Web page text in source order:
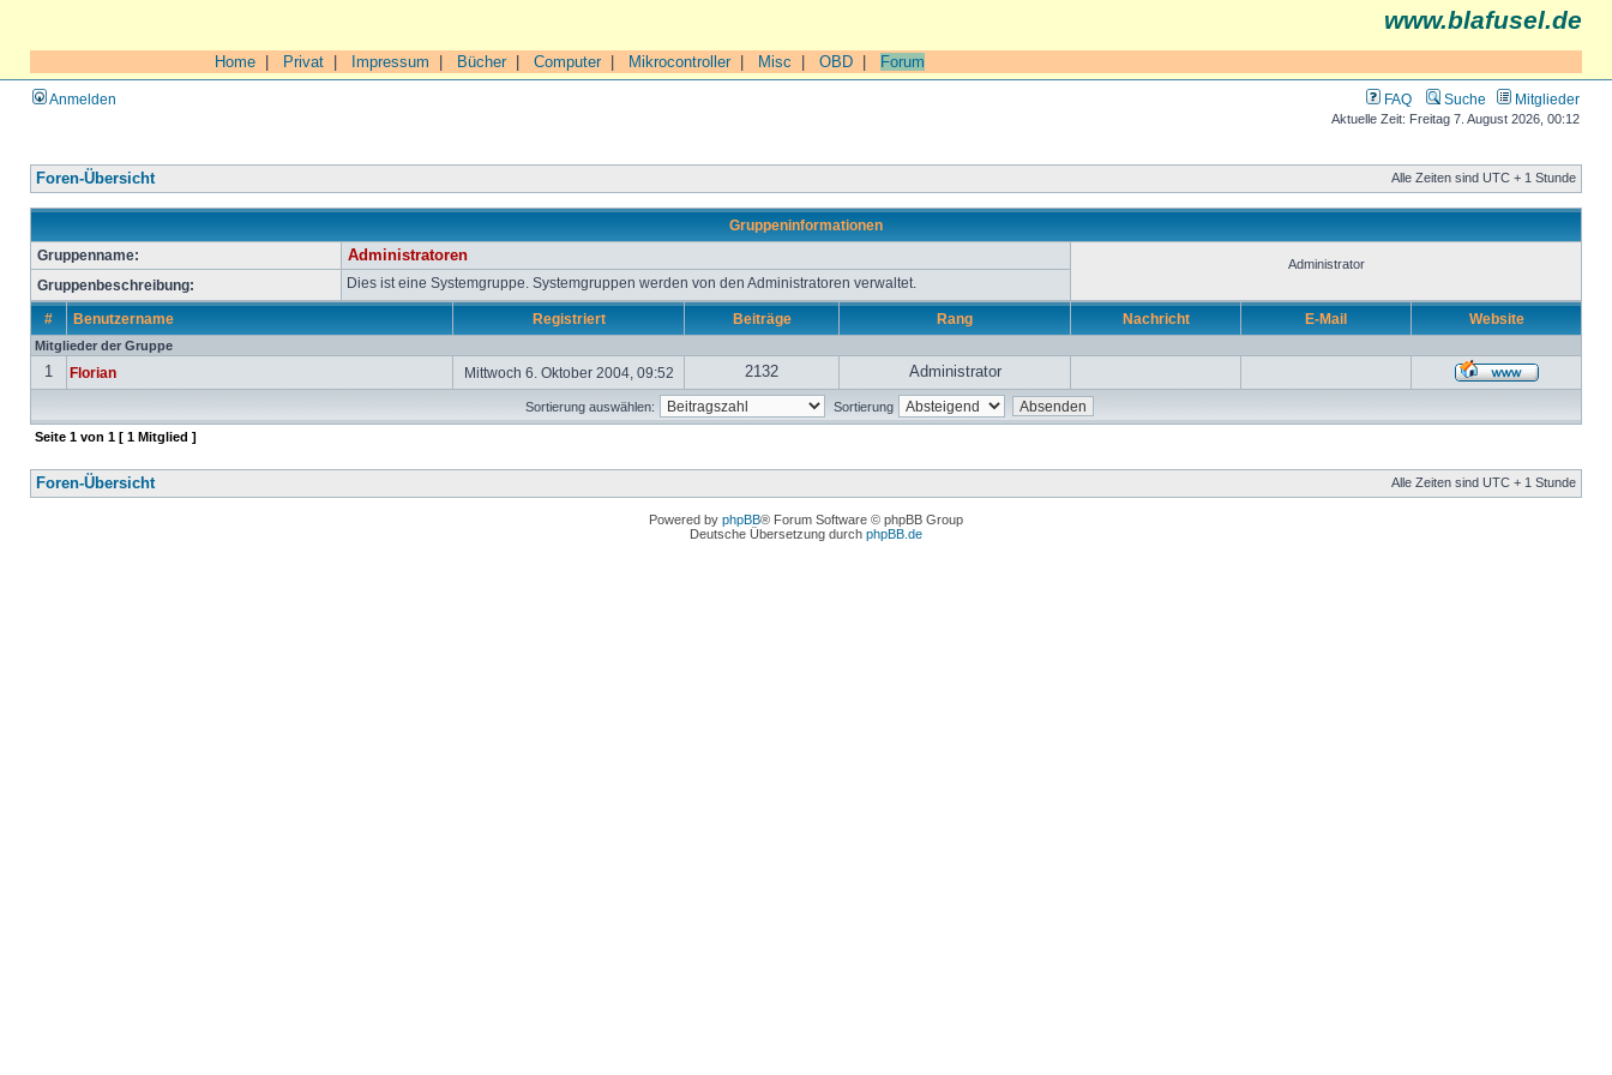
www.blafusel.de
Home Privat Impressum Bücher| Computer| Mikrocontroller| Misc OBD Forum
Anmelden FAQ Suche Mitglieder
Aktuelle Zeit: Freitag 7. August 2026, 00:12
Foren-Übersicht Alle Zeiten sind UTC + 1 Stunde
Gruppeninformationen
Gruppenname:
Administratoren Administrator
Gruppenbeschreibung: Dies ist eine Systemgruppe. Systemgruppen werden von den Administratoren verwaltet.
# Benutzername Registriert Beiträge Rang Nachricht E-Mail Website
Mitglieder der Gruppe
1 Florian Mittwoch 6. Oktober 2004, 09:52 2132 Administrator
Sortierung auswählen: Sortierung
Seite 1 von 1 [ 1 Mitglied ]
Foren-Übersicht Alle Zeiten sind UTC + 1 Stunde
Powered by phpBB® Forum Software © phpBB Group
Deutsche Übersetzung durch phpBB.de